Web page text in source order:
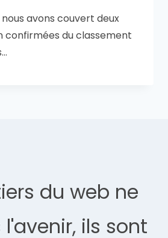
avons couvert deux
confirmées du classement
du web ne
ils sont